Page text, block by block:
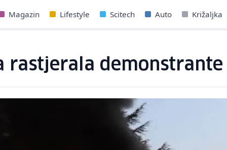
Magazin Lifestyle Scitech Auto Križaljka
rastjerala demonstrante